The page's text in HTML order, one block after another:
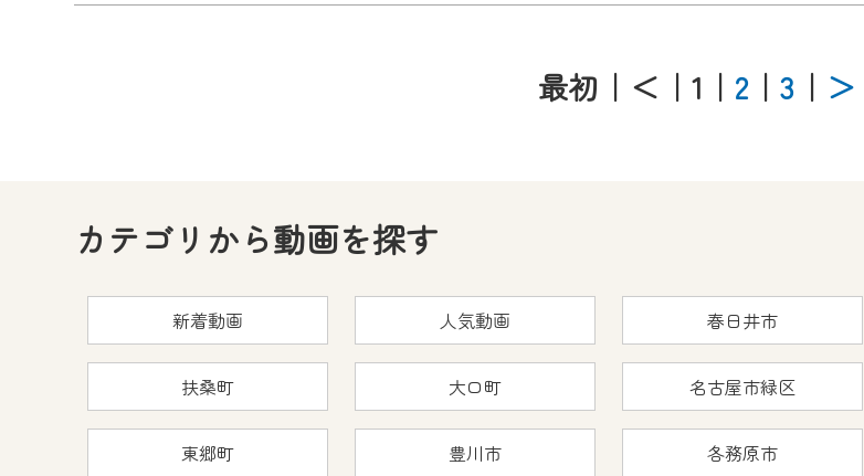
最初 ｜＜ ｜1 ｜ 2 ｜ 3 ｜ ＞
カテゴリから動画を探す
新着動画 人気動画 春日井市
扶桑町 大口町 名古屋市緑区
東郷町 豊川市 各務原市